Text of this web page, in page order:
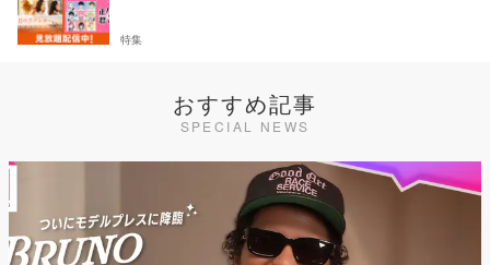
特集
おすすめ記事
SPECIAL NEWS